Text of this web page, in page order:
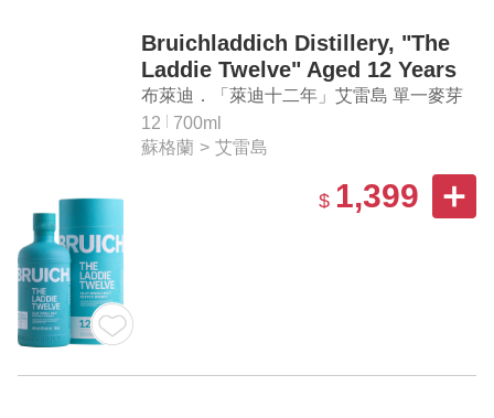
Bruichladdich Distillery, "The
Laddie Twelve" Aged 12 Years
Islay Single Malt Scotch
Whisky
布萊迪．「萊迪十二年」艾雷島 單一麥芽
蘇格蘭威士忌
12
700ml
蘇格蘭 > 艾雷島
$ 1,399